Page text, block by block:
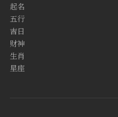
起名
五行
吉日
财神
生肖
星座